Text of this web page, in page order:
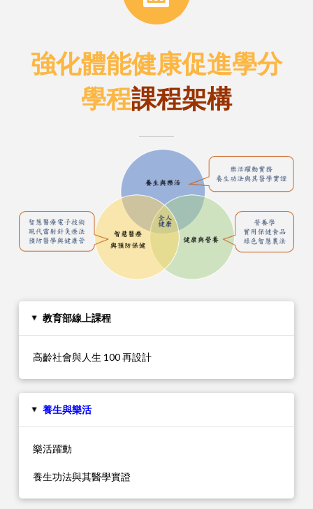
強化體能健康促進學分
學程課程架構
▸ 教育部線上課程
高齡社會與人生 100 再設計
▸ 養生與樂活
樂活躍動
養生功法與其醫學實證